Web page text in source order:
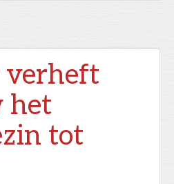
het
tot